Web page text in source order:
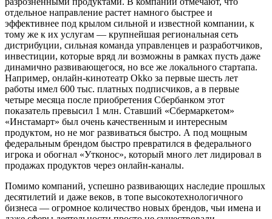
отдельное направление растет намного быстрее и
эффективнее под крылом сильной и известной компании, к
тому же к их услугам — крупнейшая региональная сеть
дистрибуции, сильная команда управленцев и разработчиков,
инвестиции, которые вряд ли возможны в рамках пусть даже
динамично развивающегося, но все же локального стартапа.
Например, онлайн-кинотеатр Okko за первые шесть лет
работы имел 600 тыс. платных подписчиков, а в первые
четыре месяца после приобретения Сбербанком этот
показатель превысил 1 млн. Ставший «Сбермаркетом»
«Инстамарт» был очень качественным и интересным
продуктом, но не мог развиваться быстро. А под мощным
федеральным брендом быстро превратился в федерального
игрока и обогнал «Утконос», который много лет лидировал в
продажах продуктов через онлайн-каналы.
Помимо компаний, успешно развивающих наследие прошлых
десятилетий и даже веков, в топе высокотехнологичного
бизнеса — огромное количество новых брендов, чьи имена и